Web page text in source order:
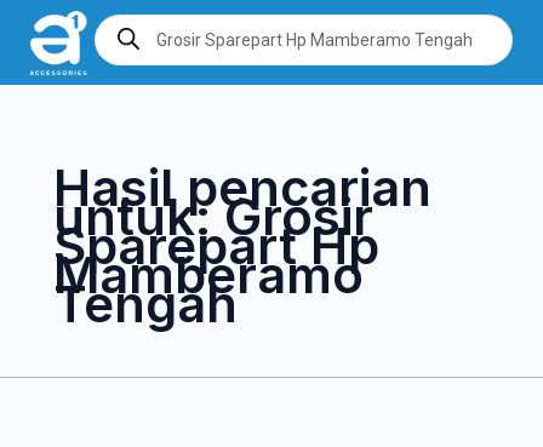
Lewati
konten
Products
search
Hasil pencarian
untuk:Grosir
Sparepart Hp
Mamberamo
Tengah
Cari
untuk: